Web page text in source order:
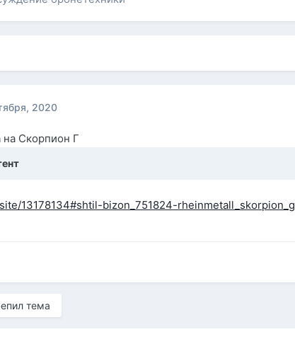
2020
на Скорпион Г
13178134#shtil-bizon_751824-rheinmetall_skorpion_g
тема